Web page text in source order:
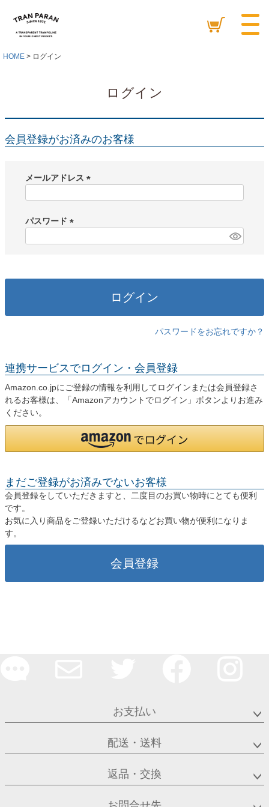
HOME ログイン
ログイン
会員登録がお済みのお客様
メールアドレス
)
パスワード
ログイン
パスワードをお忘れですか？
連携サービスでログイン・会員登録
Amazon.co.jpにご登録の情報を利用してログインまたは会員登録さ
れるお客様は、「Amazonアカウントでログイン」ボタンよりお進み
ください。
まだご登録がお済みでないお客様
会員登録をしていただきますと、二度目のお買い物時にとても便利
です。
お気に入り商品をご登録いただけるなどお買い物が便利になりま
す。
会員登録
お支払い
配送・送料
返品・交換